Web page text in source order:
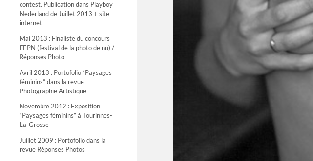
contest. Publication dans Playboy
Nederland de Juillet 2013 + site
internet
Mai 2013 : Finaliste du concours
FEPN (festival de la photo de nu) /
Réponses Photo
Avril 2013 : Portofolio “Paysages
féminins” dans la revue
Photographie Artistique
Novembre 2012 : Exposition
“Paysages féminins” à Tourinnes-
La-Grosse
Juillet 2009 : Portofolio dans la
revue Réponses Photos